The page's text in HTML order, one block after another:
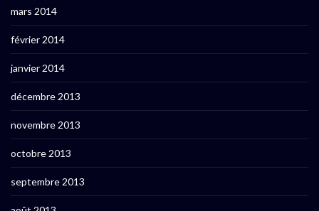
mars 2014
février 2014
janvier 2014
décembre 2013
novembre 2013
octobre 2013
septembre 2013